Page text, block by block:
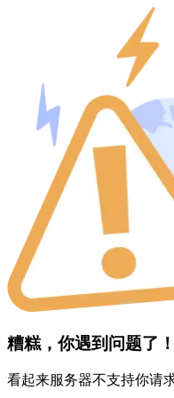
糟糕，你遇到问题了！
看起来服务器不支持你请